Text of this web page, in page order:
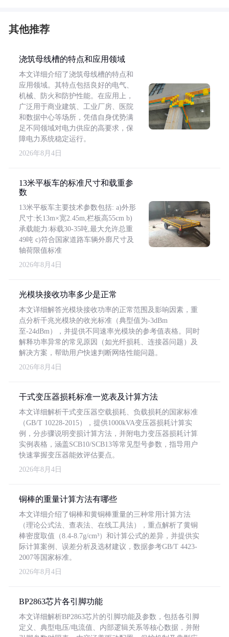
其他推荐
浇筑母线槽的特点和应用领域
本文详细介绍了浇筑母线槽的特点和
应用领域。其特点包括良好的电气、
机械、防火和防护性能。在应用上，
广泛用于商业建筑、工业厂房、医院
和数据中心等场所，凭借自身优势满
足不同领域对电力供应的高要求，保
障电力系统稳定运行。
2026年8月4日
13米平板车的标准尺寸和载重参
数
13米平板车主要技术参数包括: a)外形
尺寸:长13m×宽2.45m,栏板高55cm b)
承载能力:标载30-35吨,最大允许总重
49吨 c)符合国家道路车辆外廓尺寸及
轴荷限值标准
2026年8月4日
光模块接收功率多少是正常
本文详细解答光模块接收功率的正常范围及影响因素，重
点分析千兆光模块的收光标准（典型值为-3dBm
至-24dBm），并提供不同速率光模块的参考值表格。同时
解释功率异常的常见原因（如光纤损耗、连接器问题）及
解决方案，帮助用户快速判断网络性能问题。
2026年8月4日
干式变压器损耗标准一览表及计算方法
本文详细解析干式变压器空载损耗、负载损耗的国家标准
（GB/T 10228-2015），提供1000kVA变压器损耗计算实
例，分步骤说明变损计算方法，并附电力变压器损耗计算
实例表格，涵盖SCB10/SCB13等常见型号参数，指导用户
快速掌握变压器能效评估要点。
2026年8月4日
铜棒的重量计算方法有哪些
本文详细介绍了铜棒和黄铜棒重量的三种常用计算方法
（理论公式法、查表法、在线工具法），重点解析了黄铜
棒密度取值（8.4-8.7g/cm³）和计算公式的差异，并提供实
际计算案例、误差分析及选材建议，数据参考GB/T 4423-
2007等国家标准。
2026年8月4日
BP2863芯片各引脚功能
本文详细解析BP2863芯片的引脚功能及参数，包括各引脚
定义、典型电压/电流值、内部逻辑关系等核心数据，并附